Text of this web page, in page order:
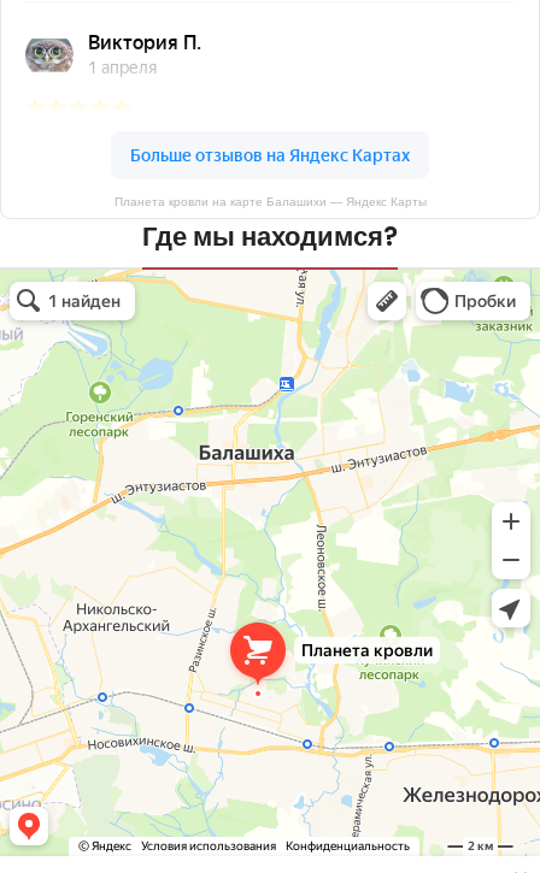
Планета кровли на карте Балашихи — Яндекс Карты
Где мы находимся?
Планета кровли
Кровля и кровельные материалы в Балашихе
Окна в Балашихе